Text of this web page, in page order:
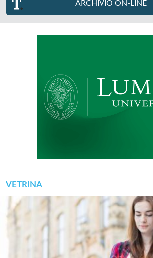
ARCHIVIO ON-LINE
VETRINA